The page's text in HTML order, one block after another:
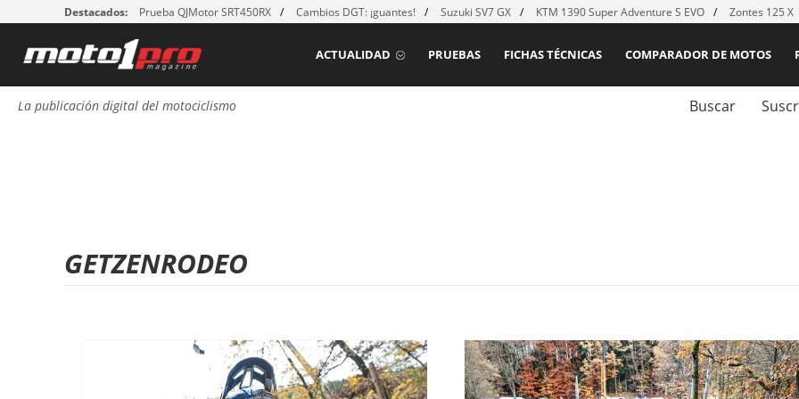
Destacados: Prueba QJMotor SRT450RX Cambios DGT: ¡guantes! Suzuki SV7 GX KTM 1390 Super Adventure S EVO Zontes 125 X
COMPARADOR DE MOTOS
FICHAS TÉCNICAS
PRUEBAS
ACTUALIDAD
La publicación digital del motociclismo Buscar
GETZENRODEO